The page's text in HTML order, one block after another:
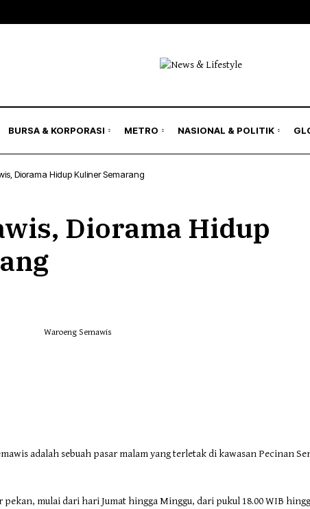
Ekonomi Rakyat
Perbankan & Asuransi
BURSA & KORPORASI
Korporasi
METRO
Kilas Metro
NASIONAL & POLITIK
Hukum
Kilas Metro
Diorama Hidup Kuliner Semarang
Diorama Hidup
Waroeng Semawis
adalah sebuah pasar malam yang terletak di kawasan Pecinan
mulai dari hari Jumat hingga Minggu, dari pukul 18.00 WIB